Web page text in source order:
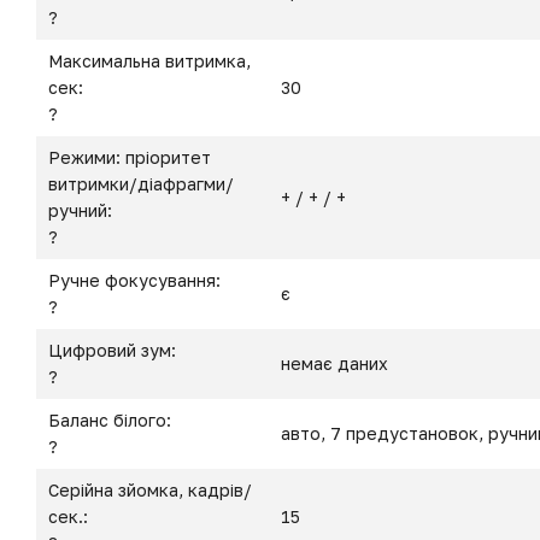
?
Максимальна витримка,
сек:
?
30
Режими: пріоритет
витримки/діафрагми/
ручний:
?
+ / + / +
Ручне фокусування:
?
є
Цифровий зум:
?
немає даних
Баланс білого:
?
авто, 7 предустановок,
Серійна зйомка, кадрів/
сек.:
15